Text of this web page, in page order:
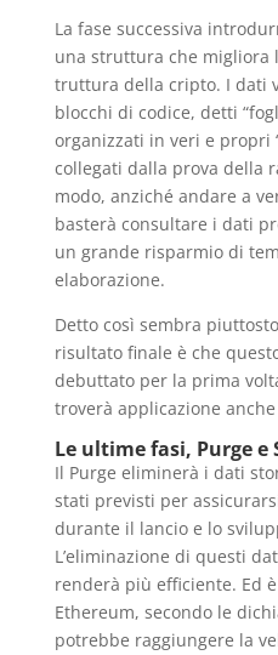
La fase successiva
una struttura che migliora
truttura della cripto. I dati
blocchi di codice, detti
organizzati in veri e propri
collegati dalla prova della
modo, anziché andare a
basterà consultare i dati
un grande risparmio di
elaborazione.
Detto così sembra
risultato finale è che
debuttato per la prima
troverà applicazione
Le ultime fasi, Purge e
Il Purge eliminerà i dati
stati previsti per
durante il lancio e lo
L’eliminazione di questi
renderà più efficiente. Ed
Ethereum, secondo le
potrebbe raggiungere la